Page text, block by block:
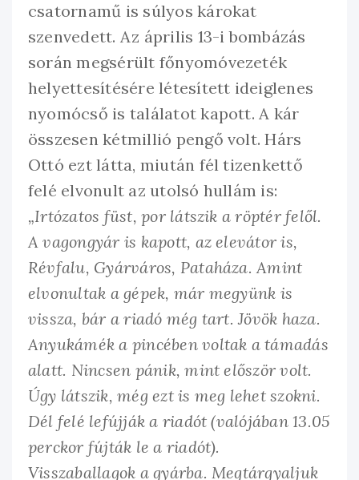
csatornamű is súlyos károkat
szenvedett. Az április 13-i bombázás
során megsérült főnyomóvezeték
helyettesítésére létesített ideiglenes
nyomócső is találatot kapott. A kár
összesen kétmillió pengő volt. Hárs
Ottó ezt látta, miután fél tizenkettő
felé elvonult az utolsó hullám is:
„Irtózatos füst, por látszik a röptér felől.
A vagongyár is kapott, az elevátor is,
Révfalu, Gyárváros, Pataháza. Amint
elvonultak a gépek, már megyünk is
vissza, bár a riadó még tart. Jövök haza.
Anyukámék a pincében voltak a támadás
alatt. Nincsen pánik, mint először volt.
Úgy látszik, még ezt is meg lehet szokni.
Dél felé lefújják a riadót (valójában 13.05
perckor fújták le a riadót).
Visszaballagok a gyárba. Megtárgyaljuk